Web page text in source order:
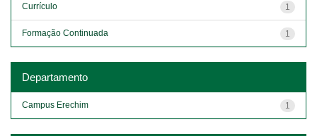
1
Currículo
1
Formação Continuada
Departamento
1
Campus Erechim